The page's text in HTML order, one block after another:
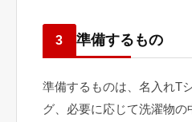
3 準備するもの
準備するものは、名入れT
グ、必要に応じて洗濯物